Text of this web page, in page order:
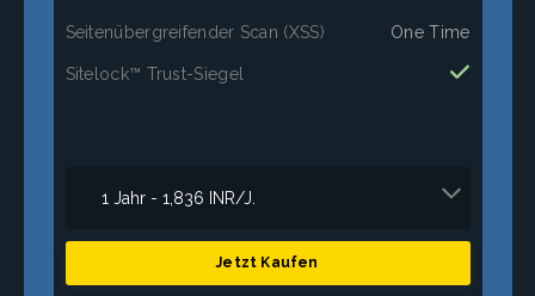
Seitenübergreifender Scan (XSS) One Time
Sitelock™ Trust-Siegel
Jetzt Kaufen